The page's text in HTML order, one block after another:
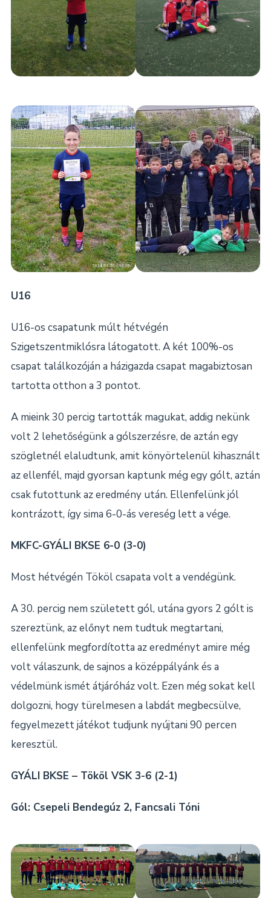
U16
U16-os csapatunk múlt hétvégén
Szigetszentmiklósra látogatott. A két 100%-os
csapat találkozóján a házigazda csapat magabiztosan
tartotta otthon a 3 pontot.
A mieink 30 percig tartották magukat, addig nekünk
volt 2 lehetőségünk a gólszerzésre, de aztán egy
szögletnél elaludtunk, amit könyörtelenül kihasznált
az ellenfél, majd gyorsan kaptunk még egy gólt, aztán
csak futottunk az eredmény után. Ellenfelünk jól
kontrázott, így sima 6-0-ás vereség lett a vége.
MKFC-GYÁLI BKSE 6-0 (3-0)
Most hétvégén Tököl csapata volt a vendégünk.
A 30. percig nem született gól, utána gyors 2 gólt is
szereztünk, az előnyt nem tudtuk megtartani,
ellenfelünk megfordította az eredményt amire még
volt válaszunk, de sajnos a középpályánk és a
védelmünk ismét átjáróház volt. Ezen még sokat kell
dolgozni, hogy türelmesen a labdát megbecsülve,
fegyelmezett játékot tudjunk nyújtani 90 percen
keresztül.
GYÁLI BKSE – Tököl VSK 3-6 (2-1)
Gól: Csepeli Bendegúz 2, Fancsali Tóni